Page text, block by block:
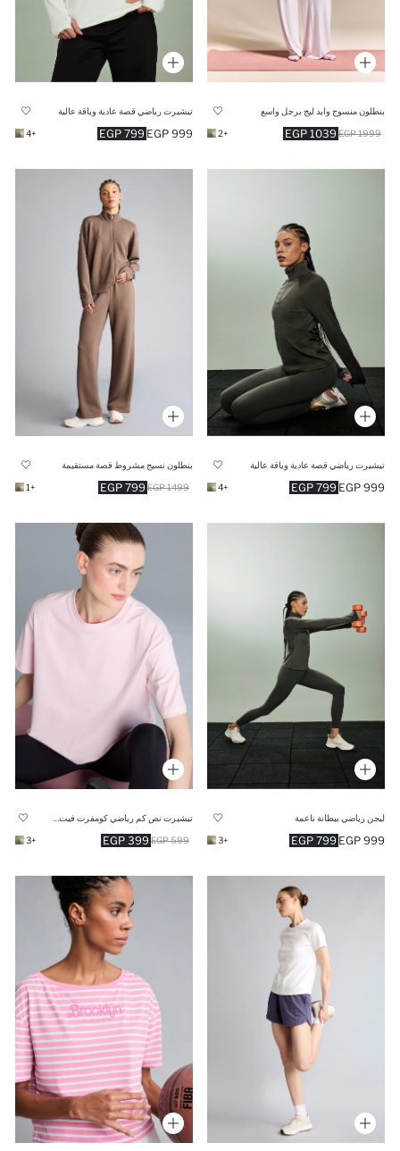
بنطلون منسوج وايد ليج برجل واسع
1039 EGP 1999 EGP
+2
تيشيرت رياضي قصة عادية وياقة عالية
799 EGP 999 EGP
+4
تيشيرت رياضي قصة عادية وياقة عالية
799 EGP 999 EGP
+4
بنطلون نسيج مشروط قصة مستقيمة
799 EGP 1499 EGP
+1
ليجن رياضي ببطانة ناعمة
799 EGP 999 EGP
+3
تيشيرت نص كم رياضي كومفرت فيت وياقة مستديرة
399 EGP 599 EGP
+3